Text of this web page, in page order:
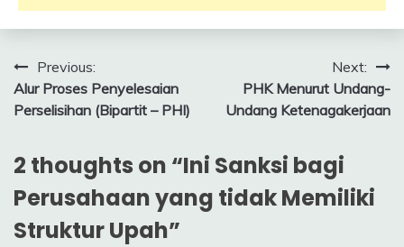
Post
navigation
Previous:
Alur Proses Penyelesaian
Perselisihan (Bipartit – PHI)
Next:
PHK Menurut Undang-
Undang Ketenagakerjaan
2 thoughts on “Ini Sanksi bagi
Perusahaan yang tidak Memiliki
Struktur Upah”